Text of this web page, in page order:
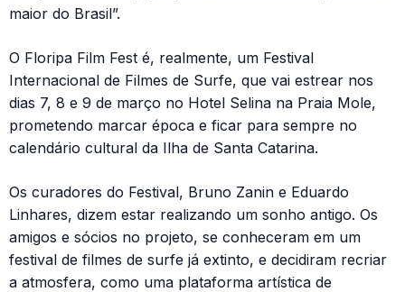
maior do Brasil”.
O Floripa Film Fest é, realmente, um Festival
Internacional de Filmes de Surfe, que vai estrear nos
dias 7, 8 e 9 de março no Hotel Selina na Praia Mole,
prometendo marcar época e ficar para sempre no
calendário cultural da Ilha de Santa Catarina.
Os curadores do Festival, Bruno Zanin e Eduardo
Linhares, dizem estar realizando um sonho antigo. Os
amigos e sócios no projeto, se conheceram em um
festival de filmes de surfe já extinto, e decidiram recriar
a atmosfera, como uma plataforma artística de